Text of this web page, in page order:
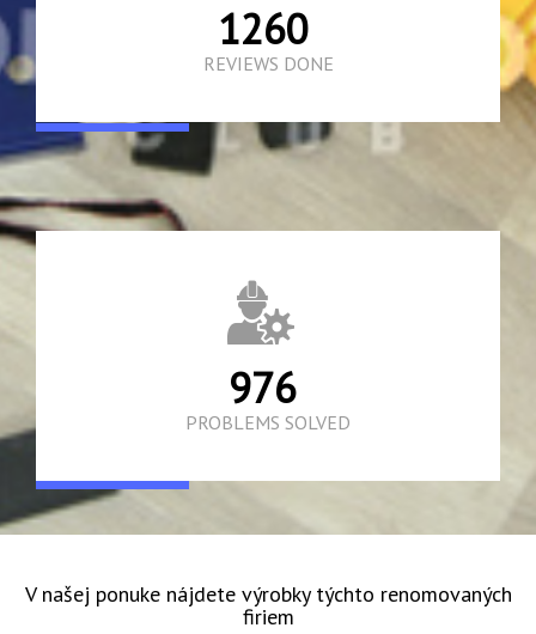
1945
REVIEWS DONE
1508
PROBLEMS SOLVED
V našej ponuke nájdete výrobky týchto renomovaných
firiem